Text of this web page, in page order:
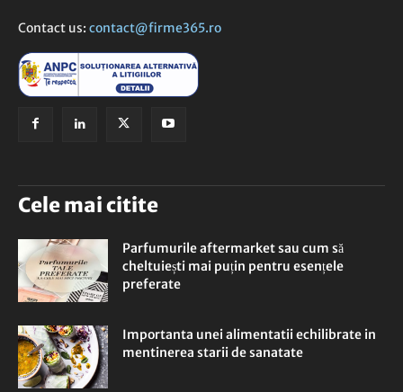
Contact us: contact@firme365.ro
Cele mai citite
Parfumurile aftermarket sau cum să
cheltuiești mai puțin pentru esențele
preferate
Importanta unei alimentatii echilibrate in
mentinerea starii de sanatate